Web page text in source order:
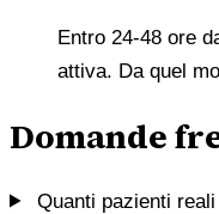
Entro 24-48 ore
attiva. Da quel
Domande
Quanti pazienti